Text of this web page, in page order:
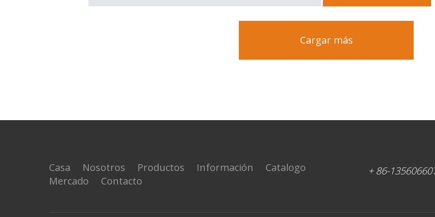
Cargar más
Casa Nosotros Productos Información
Catalogo
Mercado
Contacto
+ 86-